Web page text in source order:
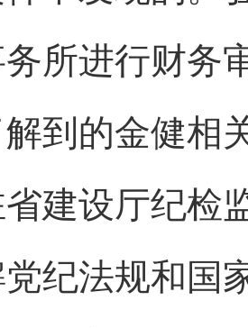
所进行财务
到的金健相
建设厅纪检
纪法规和国